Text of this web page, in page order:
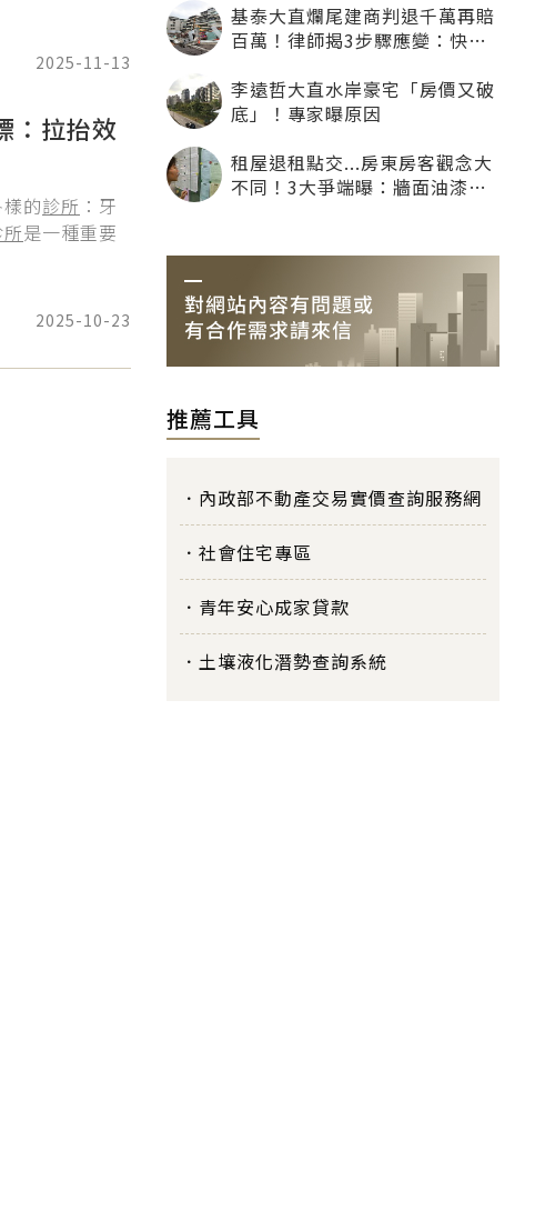
2025-11-13
：拉抬效
的診所 ：牙
是一種重要
2025-10-23
基泰大直爛尾建商判退千萬再賠
百萬！律師揭3步驟應變：快通
李遠哲大直水岸豪宅「房價又破
底」！專家曝原因
租屋退租點交...房東房客觀念大
不同！3大爭端曝：牆面油漆、
推薦工具
內政部不動產交易實價查詢服務網
社會住宅專區
青年安心成家貸款
土壤液化潛勢查詢系統